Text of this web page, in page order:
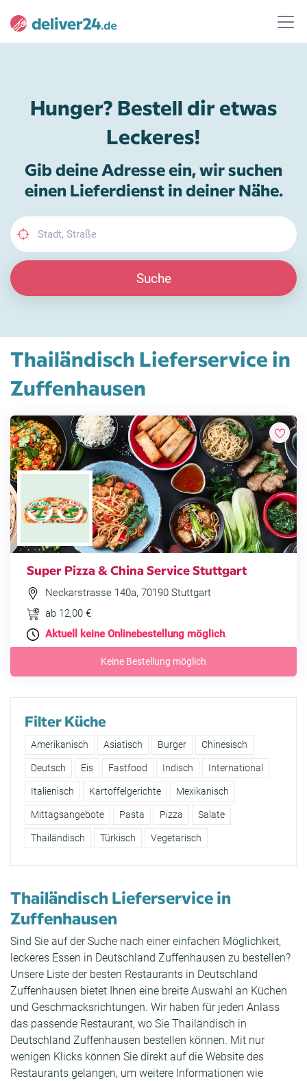
Hunger? Bestell dir etwas
Leckeres!
Gib deine Adresse ein, wir suchen
einen Lieferdienst in deiner Nähe.
Suche
Thailändisch Lieferservice in
Zuffenhausen
Super Pizza & China Service Stuttgart
Neckarstrasse 140a, 70190 Stuttgart
ab 12,00 €
Aktuell keine Onlinebestellung möglich.
Keine Bestellung möglich
Filter Küche
Amerikanisch Asiatisch Burger Chinesisch
Deutsch Eis Fastfood Indisch International
Italienisch Kartoffelgerichte Mexikanisch
Mittagsangebote Pasta Pizza Salate
Thailändisch Türkisch Vegetarisch
Thailändisch Lieferservice in
Zuffenhausen
Sind Sie auf der Suche nach einer einfachen Möglichkeit,
leckeres Essen in Deutschland Zuffenhausen zu bestellen?
Unsere Liste der besten Restaurants in Deutschland
Zuffenhausen bietet Ihnen eine breite Auswahl an Küchen
und Geschmacksrichtungen. Wir haben für jeden Anlass
das passende Restaurant, wo Sie Thailändisch in
Deutschland Zuffenhausen bestellen können. Mit nur
wenigen Klicks können Sie direkt auf die Website des
Restaurants gelangen, um weitere Informationen wie